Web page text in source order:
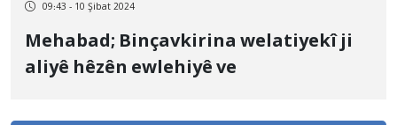
09:43 - 10 Şibat 2024
Mehabad; Binçavkirina welatiyekî ji
aliyê hêzên ewlehiyê ve